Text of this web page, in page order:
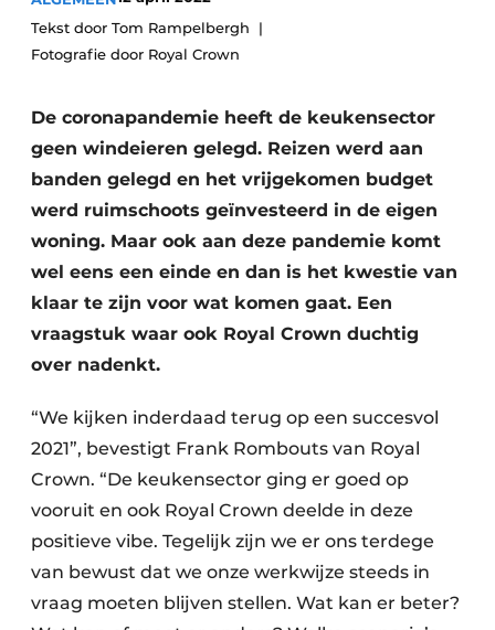
Privacy / Cookie statement
Vacature aanmelden
Tekst door Tom Rampelbergh
Fotografie door Royal Crown
De coronapandemie heeft de keukensector
geen windeieren gelegd. Reizen werd aan
banden gelegd en het vrijgekomen budget
werd ruimschoots geïnvesteerd in de eigen
woning. Maar ook aan deze pandemie komt
wel eens een einde en dan is het kwestie van
klaar te zijn voor wat komen gaat. Een
vraagstuk waar ook Royal Crown duchtig
over nadenkt.
“We kijken inderdaad terug op een succesvol
2021”, bevestigt Frank Rombouts van Royal
Crown. “De keukensector ging er goed op
vooruit en ook Royal Crown deelde in deze
positieve vibe. Tegelijk zijn we er ons terdege
van bewust dat we onze werkwijze steeds in
vraag moeten blijven stellen. Wat kan er beter?